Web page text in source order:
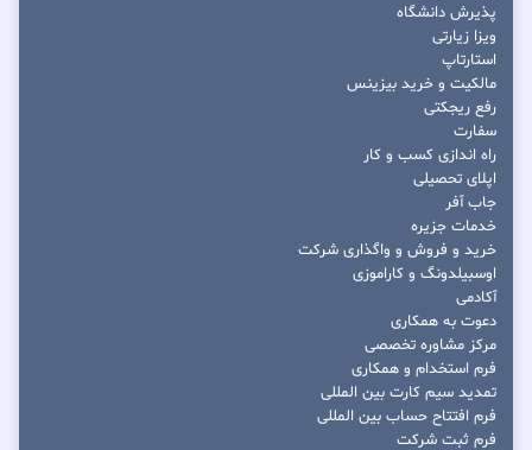
پذیرش دانشگاه
ویزا زیارتی
استارتاپ
مالکیت و خرید بیزینس
رفع ریجکتی
سفارت
راه اندازی کسب و کار
اپلای تحصیلی
جاب آفر
خدمات جزیره
خرید و فروش و واگذاری شرکت
اوسبیلدونگ و کاراموزی
آکادمی
دعوت به همکاری
مرکز مشاوره تخصصی
فرم استخدام و همکاری
تمدید سیم کارت بین المللی
فرم افتتاح حساب بین المللی
فرم ثبت شرکت